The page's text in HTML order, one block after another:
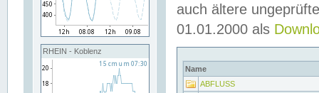
RHEIN - Koblenz
auch ältere
01.01.2000 als
Name
ABFLUSS